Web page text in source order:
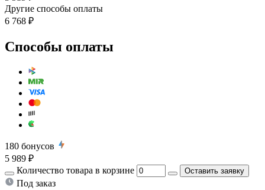
Другие способы оплаты
6 768 ₽
Способы оплаты
180 бонусов
5 989 ₽
Количество товара в корзине
Оставить заявку
Под заказ